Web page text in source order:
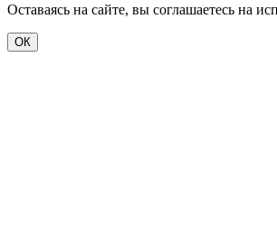
Оставаясь на сайте, вы соглашаетесь на
ОК